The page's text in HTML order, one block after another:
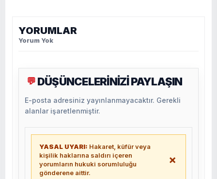
YORUMLAR
Yorum Yok
💬 DÜŞÜNCELERİNİZİ PAYLAŞIN
E-posta adresiniz yayınlanmayacaktır. Gerekli
alanlar işaretlenmiştir.
YASAL UYARI: Hakaret, küfür veya
kişilik haklarına saldırı içeren
yorumların hukuki sorumluluğu
gönderene aittir.
×